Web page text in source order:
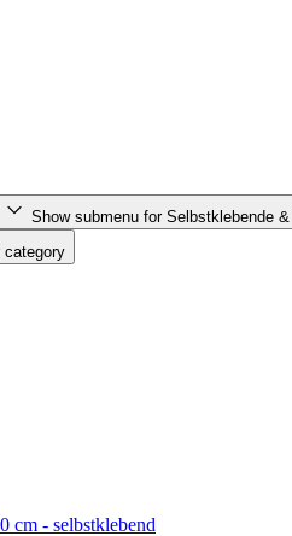
Show submenu for Selbstklebende
category
cm - selbstklebend